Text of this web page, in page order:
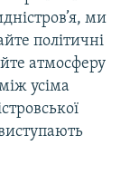
ми
політичні
атмосферу
усіма